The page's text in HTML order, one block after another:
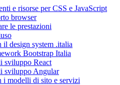
e risorse per CSS e JavaScript
browser
le prestazioni
il design system .italia
Bootstrap Italia
sviluppo React
sviluppo Angular
i modelli di sito e servizi